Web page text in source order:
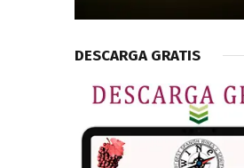
DESCARGA GRATIS